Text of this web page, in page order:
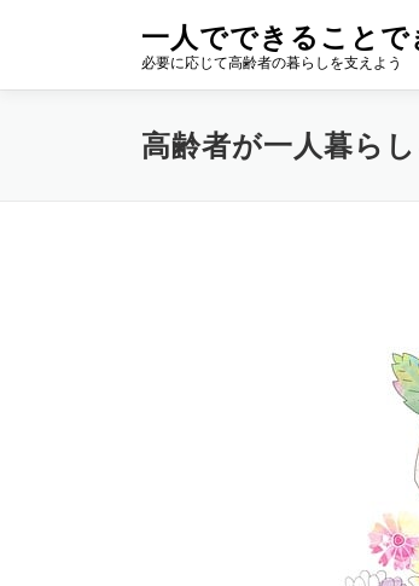
ン
一人でできることで
必要に応じて高齢者の暮らしを支えよう
高齢者が一人暮ら